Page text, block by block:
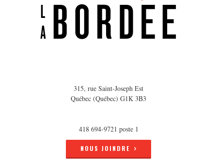
315, rue Saint-Joseph Est
Québec (Québec) G1K 3B3
418 694-9721 poste 1
NOUS JOINDRE